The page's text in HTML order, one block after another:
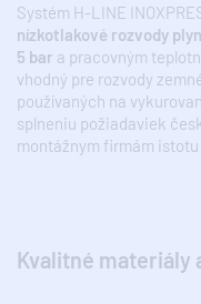
Systém H-LINE
nízkotlakové rozvody
5 bar a pracovným
vhodný pre rozvody
používaných na
splneniu požiadaviek
montážnym firmám
Kvalitné materiály